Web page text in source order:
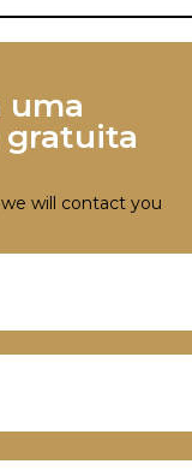
uma
gratuita
will contact you